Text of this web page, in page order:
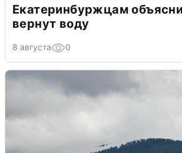
Екатеринбуржцам
вернут воду
8 августа 0